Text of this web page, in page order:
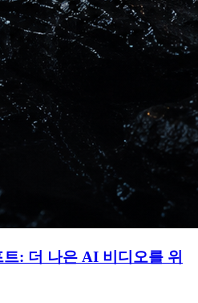
: 더 나은 AI 비디오를 위